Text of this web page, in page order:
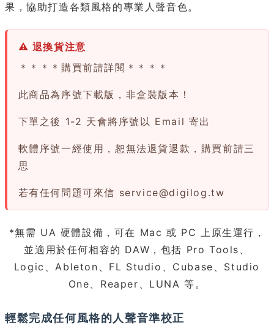
果，協助打造各類風格的專業人聲音色。
⚠ 退換貨注意
＊＊＊＊購買前請詳閱＊＊＊＊
此商品為序號下載版，非盒裝版本！
下單之後 1-2 天會將序號以 Email 寄出
軟體序號一經使用，恕無法退貨退款，購買前請三
思
若有任何問題可來信 service@digilog.tw
*無需 UA 硬體設備，可在 Mac 或 PC 上原生運行，
並適用於任何相容的 DAW，包括 Pro Tools、
Logic、Ableton、FL Studio、Cubase、Studio
One、Reaper、LUNA 等。
輕鬆完成任何風格的人聲音準校正